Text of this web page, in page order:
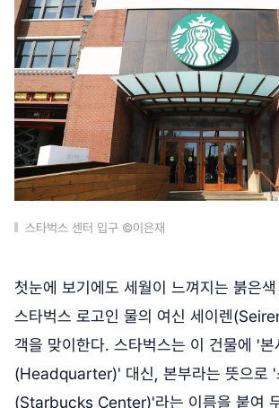
스타벅스 센터 입구 ©이은재
첫눈에 보기에도 세월이 느껴지는 붉은
스타벅스 로고인 물의 여신 세이렌
객을 맞이한다. 스타벅스는 이 건물에 '본
(Headquarter)' 대신, 본부라는 뜻으로 '
(Starbucks Center)'라는 이름을 붙여